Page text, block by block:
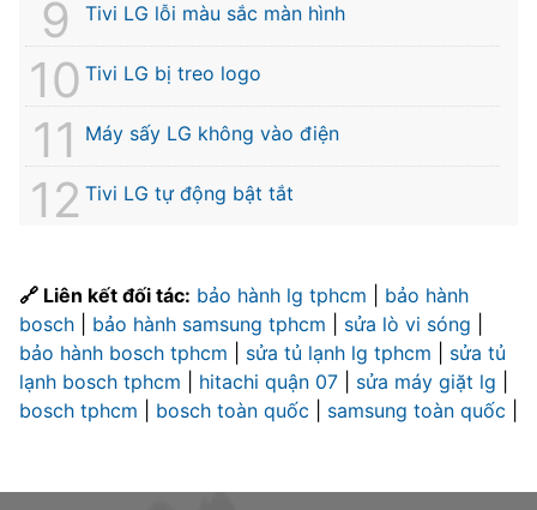
Tivi LG lỗi màu sắc màn hình
Tivi LG bị treo logo
Máy sấy LG không vào điện
Tivi LG tự động bật tắt
🔗 Liên kết đối tác: bảo hành lg tphcm
bảo hành
bosch
bảo hành samsung tphcm sửa lò vi sóng
bảo hành bosch tphcm
sửa tủ lạnh lg tphcm
sửa tủ
lạnh bosch tphcm
hitachi quận 07 sửa máy giặt lg
bosch tphcm
bosch toàn quốc samsung toàn quốc